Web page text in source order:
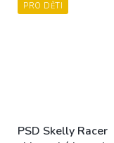
PRO DĚTI
PSD Skelly Racer